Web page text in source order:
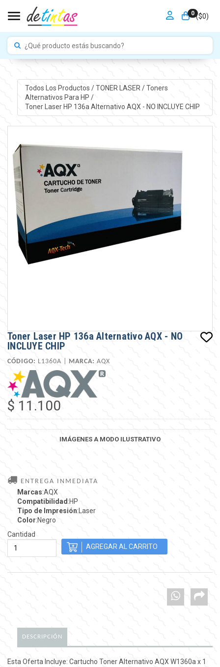
0 ($0)
Toggle navigation
Todos Los Productos /TONER LASER /Toners
Alternativos Para HP /
Toner Laser HP 136a Alternativo AQX - NO INCLUYE CHIP
Toner Laser HP 136a Alternativo AQX - NO
INCLUYE CHIP
CÓDIGO: L1360A | MARCA: AQX
$ 11.100
IMÁGENES A MODO ILUSTRATIVO
ENTREGA INMEDIATA
Marcas:AQX
Compatibilidad :HP
Tipo de Impresión:Laser
Color:Negro
Cantidad
DESCRIPCIÓN
Esta Oferta Incluye: Cartucho Toner Alternativo AQX W1360a x 1